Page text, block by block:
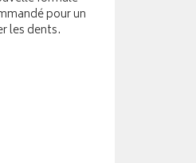
pour un
les dents.